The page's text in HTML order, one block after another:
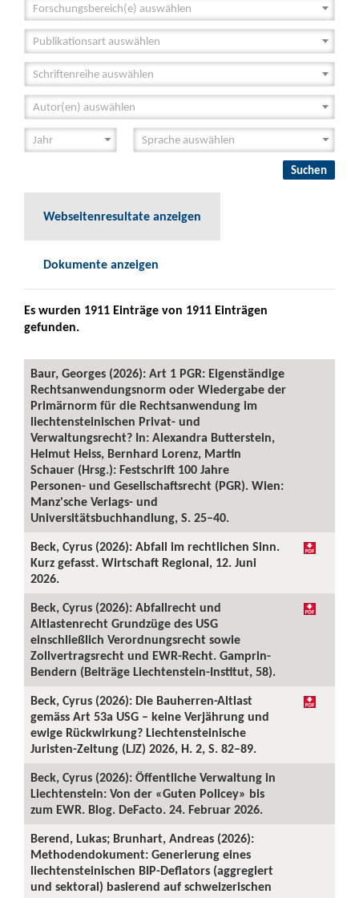
Forschungsbereich(e) auswählen
Publikationsart auswählen
Schriftenreihe auswählen
Autor(en) auswählen
Webseitenresultate anzeigen
Dokumente anzeigen
Es wurden 1911 Einträge von 1911 Einträgen
gefunden.
Baur, Georges (2026): Art 1 PGR: Eigenständige
Rechtsanwendungsnorm oder Wiedergabe der
Primärnorm für die Rechtsanwendung im
liechtensteinischen Privat- und
Verwaltungsrecht? In: Alexandra Butterstein,
Helmut Heiss, Bernhard Lorenz, Martin
Schauer (Hrsg.): Festschrift 100 Jahre
Personen- und Gesellschaftsrecht (PGR). Wien:
Manz'sche Verlags- und
Universitätsbuchhandlung, S. 25–40.
Beck, Cyrus (2026): Abfall im rechtlichen Sinn.
Kurz gefasst. Wirtschaft Regional, 12. Juni
2026.
Beck, Cyrus (2026): Abfallrecht und
Altlastenrecht Grundzüge des USG
einschließlich Verordnungsrecht sowie
Zollvertragsrecht und EWR-Recht. Gamprin-
Bendern (Beiträge Liechtenstein-Institut, 58).
Beck, Cyrus (2026): Die Bauherren-Altlast
gemäss Art 53a USG – keine Verjährung und
ewige Rückwirkung? Liechtensteinische
Juristen-Zeitung (LJZ) 2026, H. 2, S. 82–89.
Beck, Cyrus (2026): Öffentliche Verwaltung in
Liechtenstein: Von der «Guten Policey» bis
zum EWR. Blog. DeFacto. 24. Februar 2026.
Berend, Lukas; Brunhart, Andreas (2026):
Methodendokument: Generierung eines
liechtensteinischen BIP-Deflators (aggregiert
und sektoral) basierend auf schweizerischen